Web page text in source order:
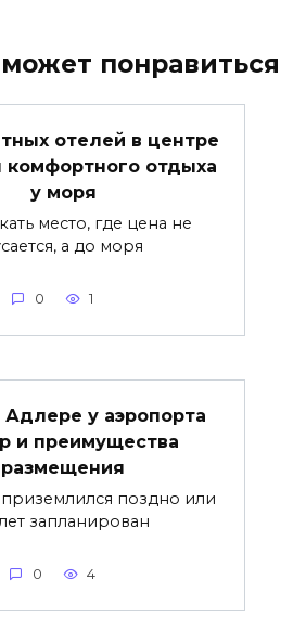
понравиться
отелей в центре
комфортного отдыха
у моря
место, где цена не
а до моря
0 1
у аэропорта
и преимущества
размещения
поздно или
запланирован
0 4